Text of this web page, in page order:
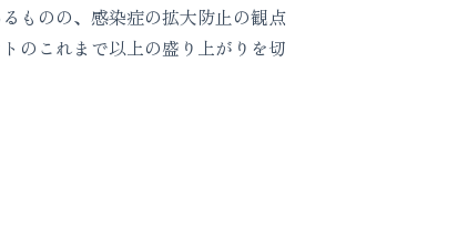
ものの、感染症の拡大防止の観点
のこれまで以上の盛り上がりを切